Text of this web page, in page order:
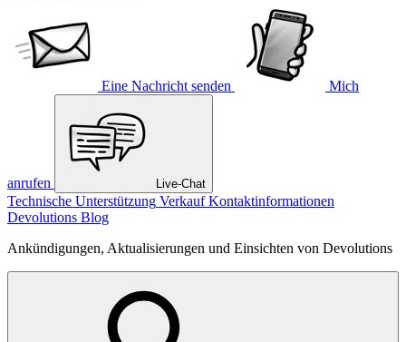
Eine Nachricht senden Mich
anrufen Live-Chat
Technische Unterstützung Verkauf Kontaktinformationen
Devolutions Blog
Ankündigungen, Aktualisierungen und Einsichten von Devolutions